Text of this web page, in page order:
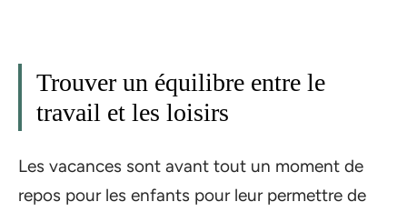
Trouver un équilibre entre le
travail et les loisirs
Les vacances sont avant tout un moment de
repos pour les enfants pour leur permettre de